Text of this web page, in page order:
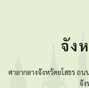
จัง
ศาลากลางจังหวัดยโสธร ถ
จัง